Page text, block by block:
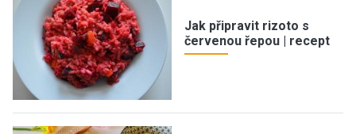
Jak připravit rizoto s
červenou řepou | recept